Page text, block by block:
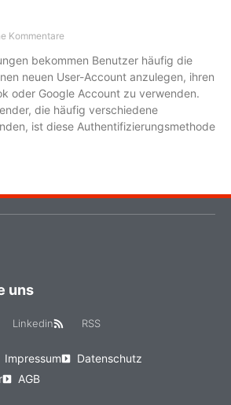
Kommentare
bekommen Benutzer häufig die
neuen User-Account anzulegen, ihren
oder Google Account zu verwenden.
die häufig verschiedene
ist diese Authentifizierungsmethode
uns
Linkedin RSS
Impressum
Datenschutz
AGB